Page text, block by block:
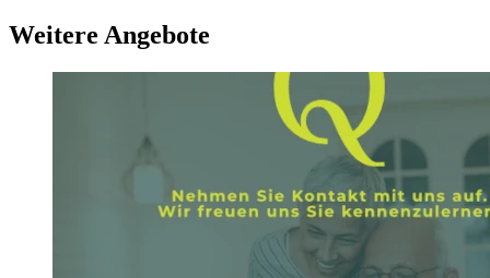
Weitere Angebote